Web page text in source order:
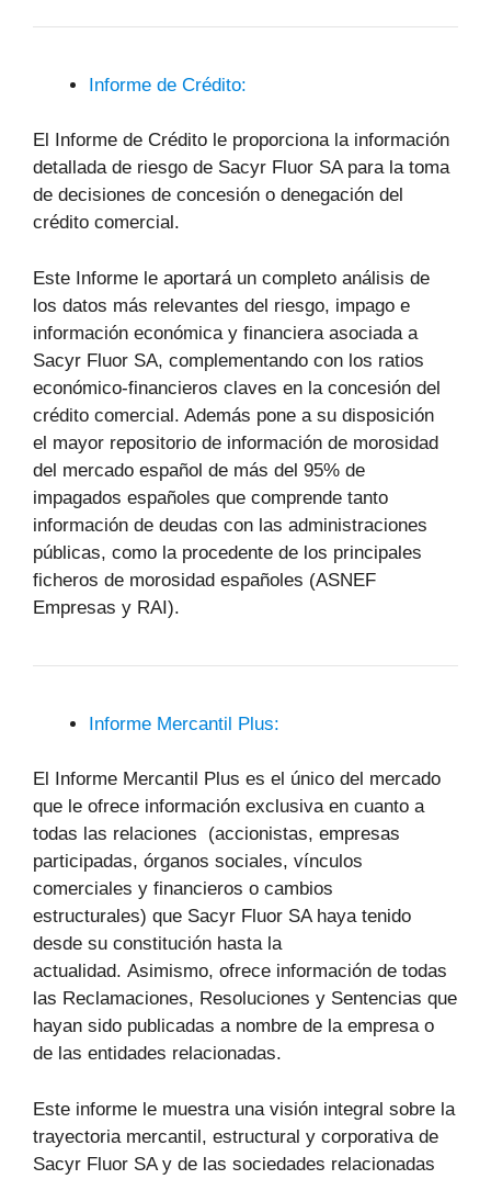
Informe de Crédito:
El Informe de Crédito le proporciona la información
detallada de riesgo de Sacyr Fluor SA para la toma
de decisiones de concesión o denegación del
crédito comercial.
Este Informe le aportará un completo análisis de
los datos más relevantes del riesgo, impago e
información económica y financiera asociada a
Sacyr Fluor SA, complementando con los ratios
económico-financieros claves en la concesión del
crédito comercial. Además pone a su disposición
el mayor repositorio de información de morosidad
del mercado español de más del 95% de
impagados españoles que comprende tanto
información de deudas con las administraciones
públicas, como la procedente de los principales
ficheros de morosidad españoles (ASNEF
Empresas y RAI).
Informe Mercantil Plus:
El Informe Mercantil Plus es el único del mercado
que le ofrece información exclusiva en cuanto a
todas las relaciones (accionistas, empresas
participadas, órganos sociales, vínculos
comerciales y financieros o cambios
estructurales) que Sacyr Fluor SA haya tenido
desde su constitución hasta la
actualidad. Asimismo, ofrece información de todas
las Reclamaciones, Resoluciones y Sentencias que
hayan sido publicadas a nombre de la empresa o
de las entidades relacionadas.
Este informe le muestra una visión integral sobre la
trayectoria mercantil, estructural y corporativa de
Sacyr Fluor SA y de las sociedades relacionadas